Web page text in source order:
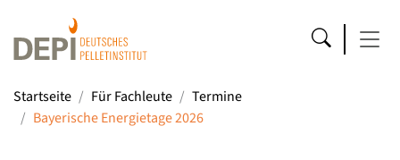
Startseite Für Fachleute
Termine
Bayerische Energietage 2026